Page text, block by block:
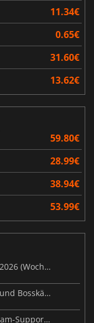
11.34€
0.65€
31.60€
13.62€
59.80€
28.99€
38.94€
53.99€
Neue Videospiele der Woche – August 2026 (Woche 32)
Palworld-Update verbessert Sunreach und Bosskämpfe deutlich
Microsoft überdenkt Project Helix – Steam-Support gefährdet